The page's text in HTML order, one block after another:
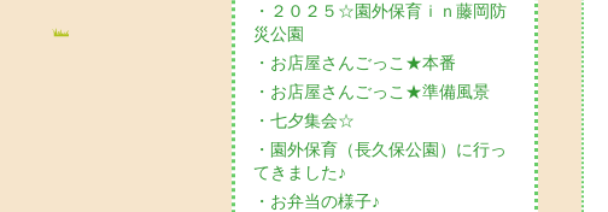
・２０２５☆園外保育ｉｎ藤岡防
災公園
・お店屋さんごっこ★本番
・お店屋さんごっこ★準備風景
・七夕集会☆
・園外保育（長久保公園）に行っ
てきました♪
・お弁当の様子♪